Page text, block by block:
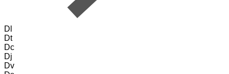
Dl
Dt
Dc
Dj
Dv